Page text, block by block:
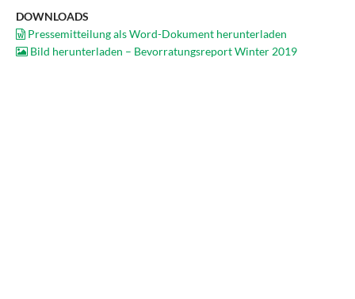
DOWNLOADS
Pressemitteilung als Word-Dokument herunterladen
Bild herunterladen – Bevorratungsreport Winter 2019